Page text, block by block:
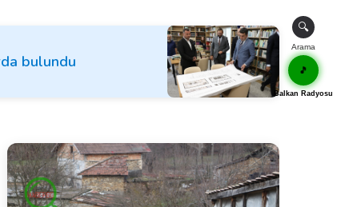
bulundu
🔍
Arama
🎵
Balkan Radyosu